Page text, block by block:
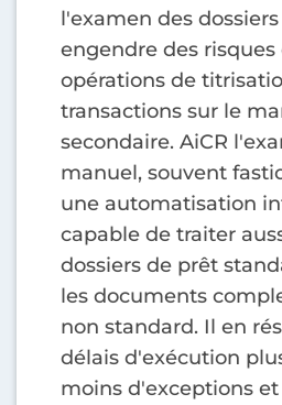
l'examen des
engendre des risques
opérations de
transactions sur le
secondaire. AiCR
manuel, souvent
une automatisation
capable de traiter
dossiers de prêt
les documents
non standard. Il en
délais d'exécution
moins d'exceptions et